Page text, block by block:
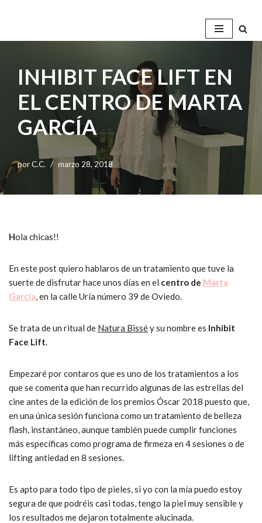
INHIBIT FACE LIFT EN
EL CENTRO DE MARTA
GARCÍA
porC.C. marzo 28, 2018
Hola chicas!!
En este post quiero hablaros de un tratamiento que tuve la
suerte de disfrutar hace unos días en el centro de Marta
García, en la calle Uría número 39 de Oviedo.
Se trata de un ritual de Natura Bisséy su nombre es Inhibit
Face Lift.
Empezaré por contaros que es uno de los tratamientos a los
que se comenta que han recurrido algunas de las estrellas del
cine antes de la edición de los premios Óscar 2018 puesto que,
en una única sesión funciona como un tratamiento de belleza
flash, instantáneo, aunque también puede cumplir funciones
más específicas como programa de firmeza en 4 sesiones o de
lifting antiedad en 8 sesiones.
Es apto para todo tipo de pieles, si yo con la mía puedo estoy
segura de que podréis casi todas, tengo la piel muy sensible y
los resultados me dejaron totalmente alucinada.